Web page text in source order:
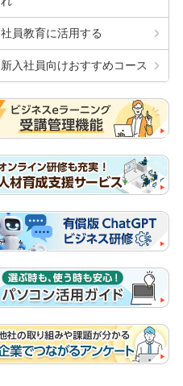
社員教育に活用する
新入社員向けおすすめコース